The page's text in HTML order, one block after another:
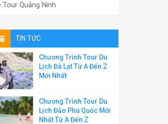
Tour Quảng Ninh
TIN TỨC
Chương Trình Tour Du
Lịch Đà Lạt Từ A Đến Z
Mới Nhất
Chương Trình Tour Du
Lịch Đảo Phú Quốc Mới
Nhất Từ A Đến Z